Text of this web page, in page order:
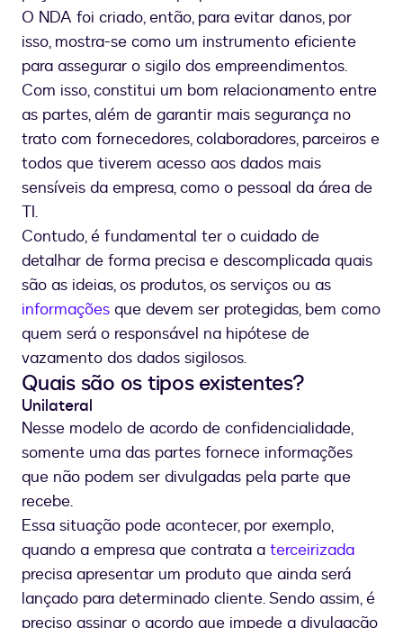
O NDA foi criado, então, para evitar danos, por
isso, mostra-se como um instrumento eficiente
para assegurar o sigilo dos empreendimentos.
Com isso, constitui um bom relacionamento entre
as partes, além de garantir mais segurança no
trato com fornecedores, colaboradores, parceiros e
todos que tiverem acesso aos dados mais
sensíveis da empresa, como o pessoal da área de
TI.
Contudo, é fundamental ter o cuidado de
detalhar de forma precisa e descomplicada quais
são as ideias, os produtos, os serviços ou as
informações que devem ser protegidas, bem como
quem será o responsável na hipótese de
vazamento dos dados sigilosos.
Quais são os tipos existentes?
Unilateral
Nesse modelo de acordo de confidencialidade,
somente uma das partes fornece informações
que não podem ser divulgadas pela parte que
recebe.
Essa situação pode acontecer, por exemplo,
quando a empresa que contrata a terceirizada
precisa apresentar um produto que ainda será
lançado para determinado cliente. Sendo assim, é
preciso assinar o acordo que impede a divulgação